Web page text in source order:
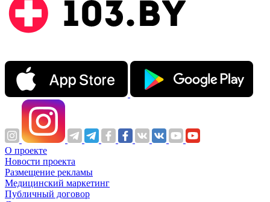
О проекте
Новости проекта
Размещение рекламы
Медицинский маркетинг
Публичный договор